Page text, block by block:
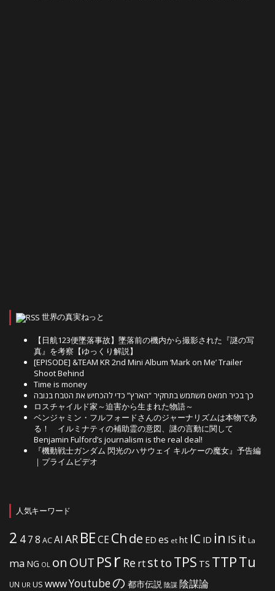
世界の真実ねっと
【日航123便墜落事故】墜落前の機内から撮影された『謎の写
真』を考察【ゆっくり解説】
[EPISODE] &TEAM KR 2nd Mini Album ‘Mark on Me’ Trailer
Shoot Behind
Time is money
כך בכיר חמאס משתמש בתחקיר “הארץ” כדי להכחיש את הטבח בנובה
ロスチャイルド家～迫害から生まれた物語～
ベンジャミン・フルフォードさんのジャーナリズムは本物であ
る！ イルミナティの補助霊の意図、謎の言動に関して
Benjamin Fulford’s journalism is the real deal!
『機動戦士ガンダム 閃光のハサウェイ キルケーの魔女』予告編
｜プライムビデオ
人気キーワード
2 478 ACAI AR BECE Chde ED es et ht IC ID in IS it La
ma NG OL on OUT PSr Re rtsttoTPS TS TTPTu
UN UR US wwwYoutubeの 都市伝説 陰謀 陰謀論